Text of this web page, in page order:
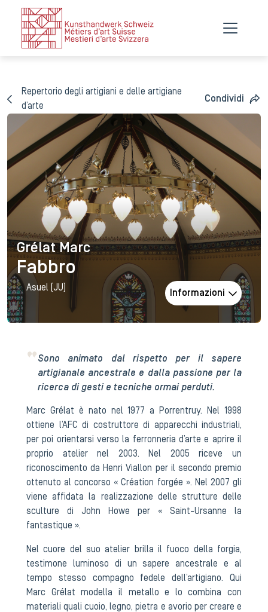
Repertorio degli artigiani e delle artigiane
d’arte
Condividi
Grélat Marc
Grélat Marc
Fabbro
Asuel (JU)
Informazioni
Sono animato dal rispetto per il sapere
artigianale ancestrale e dalla passione per la
ricerca di gesti e tecniche ormai perduti.
Marc Grélat è nato nel 1977 a Porrentruy. Nel 1998
ottiene l’AFC di costruttore di apparecchi industriali,
per poi orientarsi verso la ferronneria d’arte e aprire il
proprio atelier nel 2003. Nel 2005 riceve un
riconoscimento da Henri Viallon per il secondo premio
ottenuto al concorso « Création forgée ». Nel 2007 gli
viene affidata la realizzazione delle strutture delle
sculture di John Howe per « Saint-Ursanne la
fantastique ».
Nel cuore del suo atelier brilla il fuoco della forgia,
testimone luminoso di un sapere ancestrale e al
tempo stesso compagno fedele dell’artigiano. Qui
Marc Grélat modella il metallo e lo combina con
materiali quali cuoio, legno, pietra e avorio per creare e